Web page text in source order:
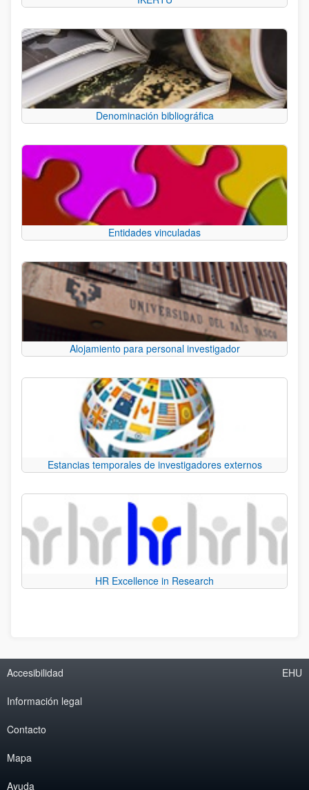
Denominación bibliográfica
Entidades vinculadas
Alojamiento para personal investigador
Estancias temporales de investigadores externos
HR Excellence in Research
Accesibilidad
Información legal
Contacto
Mapa
Ayuda
EHU